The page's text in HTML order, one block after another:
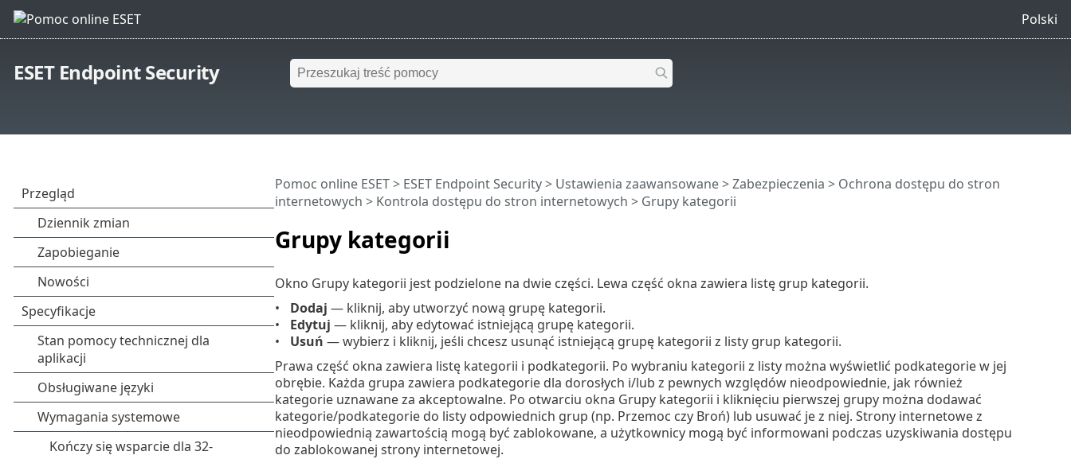
Polski
ESET Endpoint Security
Grupy kategorii
Pomoc online ESET> ESET Endpoint Security> Ustawienia zaawansowane>Zabezpieczenia > Ochrona dostępu do stron
internetowych > Kontrola dostępu do stron internetowych > Grupy kategorii
Okno Grupy kategorii jest podzielone na dwie części. Lewa część okna zawiera listę grup kategorii.
Dodaj — kliknij, aby utworzyć nową grupę kategorii.
Edytuj — kliknij, aby edytować istniejącą grupę kategorii.
Usuń — wybierz i kliknij, jeśli chcesz usunąć istniejącą grupę kategorii z listy grup kategorii.
Prawa część okna zawiera listę kategorii i podkategorii. Po wybraniu kategorii z listy można wyświetlić podkategorie w jej
obrębie. Każda grupa zawiera podkategorie dla dorosłych i/lub z pewnych względów nieodpowiednie, jak również
kategorie uznawane za akceptowalne. Po otwarciu okna Grupy kategorii i kliknięciu pierwszej grupy można dodawać
kategorie/podkategorie do listy odpowiednich grup (np. Przemoc czy Broń) lub usuwać je z niej. Strony internetowe z
nieodpowiednią zawartością mogą być zablokowane, a użytkownicy mogą być informowani podczas uzyskiwania dostępu
do zablokowanej strony internetowej.